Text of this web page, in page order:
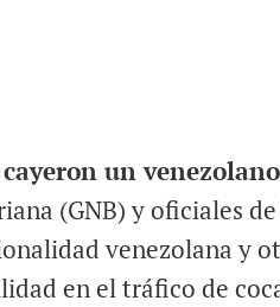
un
(GNB) y oficiales
venezolana y
en el tráfico de